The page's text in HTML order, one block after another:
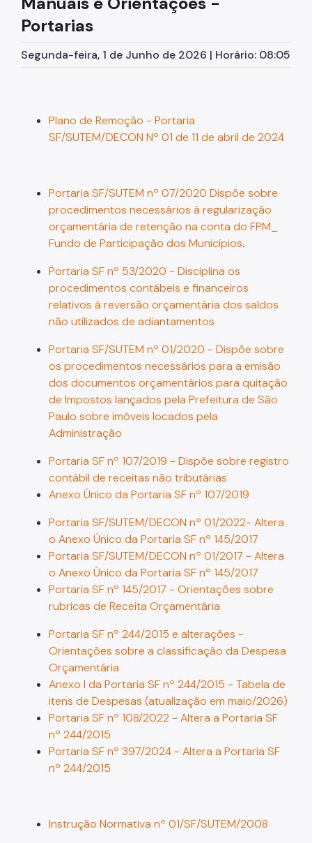
Licitações
Pagamento de Precatórios
Legislação
Portarias
Segunda-feira, 1 de Junho de 2026 | Horário: 08:05
Plano de Remoção - Portaria
SF/SUTEM/DECON Nº 01 de 11 de abril de 2024
Portaria SF/SUTEM nº 07/2020 Dispõe sobre
procedimentos necessários à regularização
orçamentária de retenção na conta do FPM_
Fundo de Participação dos Municípios.
Portaria SF nº 53/2020 - Disciplina os
procedimentos contábeis e financeiros
relativos à reversão orçamentária dos saldos
não utilizados de adiantamentos
Portaria SF/SUTEM nº 01/2020 - Dispõe sobre
os procedimentos necessários para a emisão
dos documentos orçamentários para quitação
de Impostos lançados pela Prefeitura de São
Paulo sobre imóveis locados pela
Administração
Portaria SF nº 107/2019 - Dispõe sobre registro
contábil de receitas não tributárias
Anexo Único da Portaria SF nº 107/2019
Portaria SF/SUTEM/DECON nº 01/2022- Altera
o Anexo Único da Portaria SF nº 145/2017
Portaria SF/SUTEM/DECON nº 01/2017 - Altera
o Anexo Único da Portaria SF nº 145/2017
Portaria SF nº 145/2017 - Orientações sobre
rubricas de Receita Orçamentária
Portaria SF nº 244/2015 e alterações -
Orientações sobre a classificação da Despesa
Orçamentária
Anexo I da Portaria SF nº 244/2015 - Tabela de
itens de Despesas (atualização em maio/2026)
Portaria SF nº 108/2022 - Altera a Portaria SF
nº 244/2015
Portaria SFnº 397/2024 - Altera a Portaria SF
nº 244/2015
Instrução Normativa nº 01/SF/SUTEM/2008